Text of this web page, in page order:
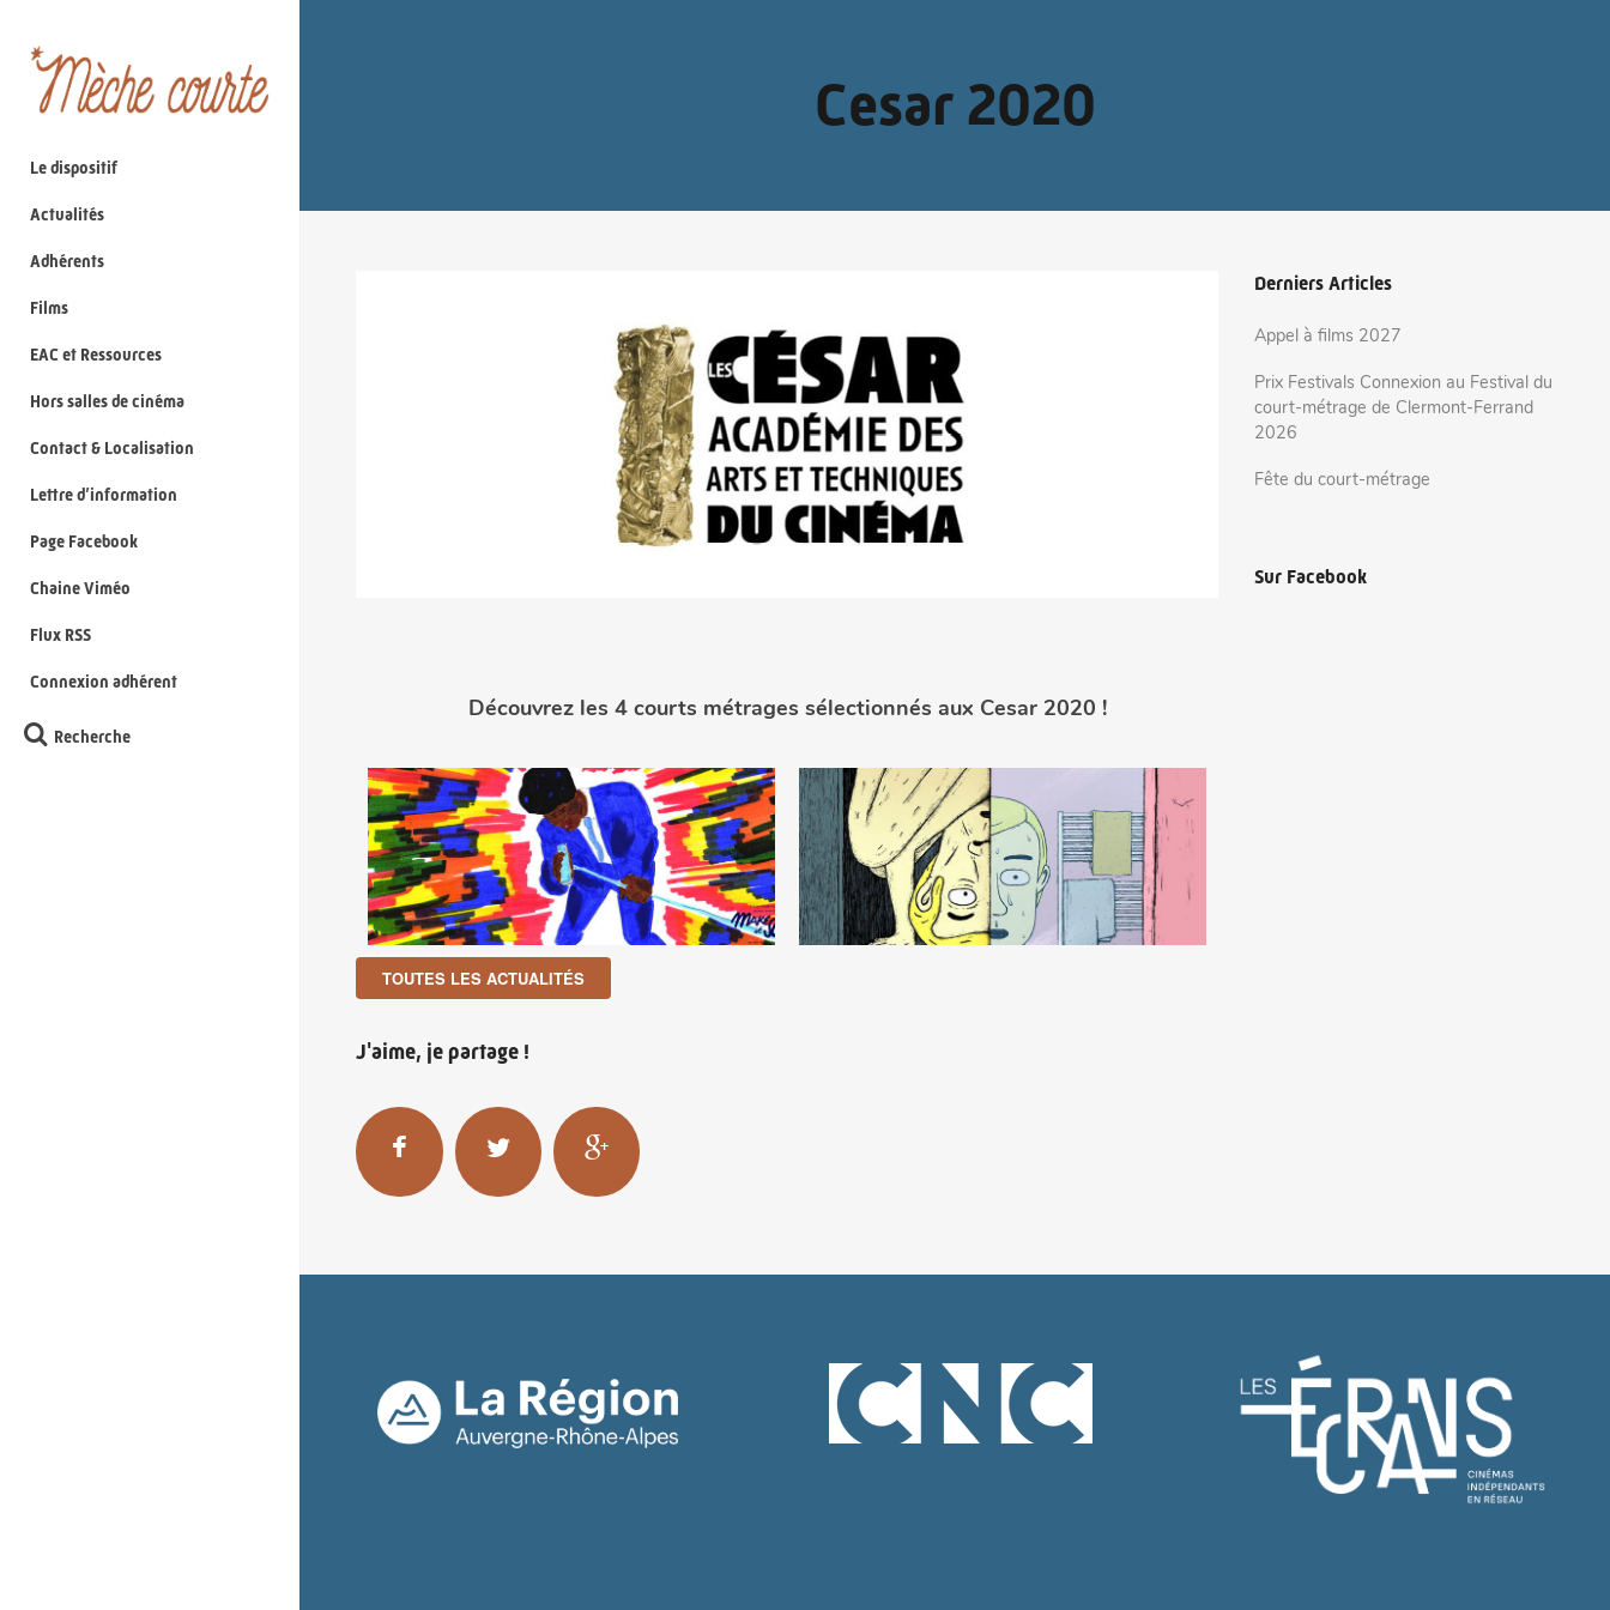
Le dispositif
Actualités
Adhérents
Films
EAC et Ressources
Hors salles de cinéma
Contact & Localisation
Lettre d’information
Page Facebook
Chaine Viméo
Flux RSS
Connexion adhérent
Recherche
Cesar 2020
Découvrez les 4 courts métrages sélectionnés aux Cesar 2020 !
TOUTES LES ACTUALITÉS
J'aime, je partage !
Derniers Articles
Appel à films 2027
Prix Festivals Connexion au Festival du
court-métrage de Clermont-Ferrand
2026
Fête du court-métrage
Sur Facebook